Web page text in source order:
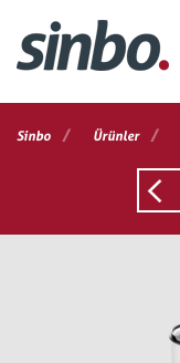
Sinbo / Ürünler /